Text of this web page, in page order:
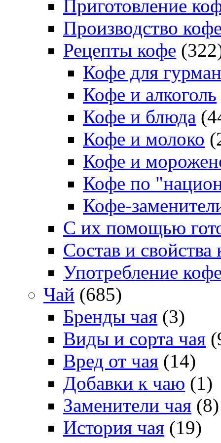
Приготовление
Производство
Рецепты кофе
Кофе для
Кофе и алкоголь
Кофе и блюда
Кофе и молоко
Кофе и
Кофе по
Кофе-
С их помощью
Состав и свойства
Употребление
Чай (685)
Бренды чая (3)
Виды и сорта чая
Вред от чая (14)
Добавки к чаю (1)
Заменители чая (8)
История чая (19)